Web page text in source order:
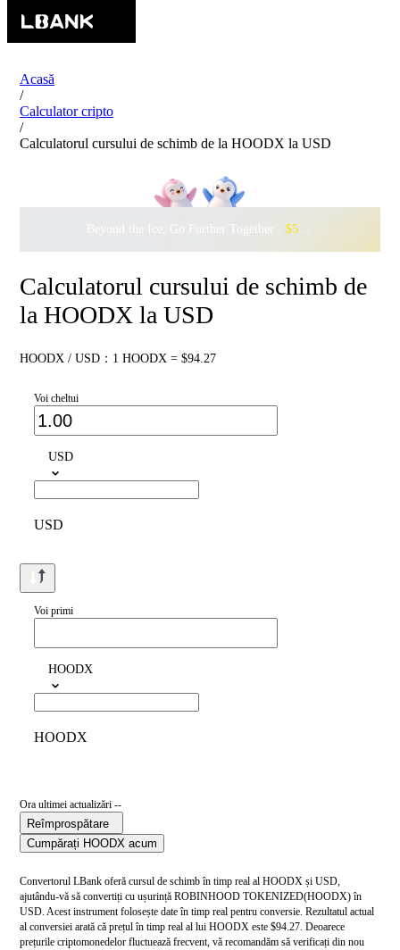
Acasă
/
Calculator cripto
/
Calculatorul cursului de schimb de la HOODX la USD
Beyond the Ice, Go Further Together · $500,000
Calculatorul cursului de schimb de
la HOODX la USD
HOODX / USD：1 HOODX = $94.27
Voi cheltui
USD
USD
Voi primi
HOODX
HOODX
Ora ultimei actualizări --
Reîmprospătare
Cumpărați HOODX acum
Convertorul LBank oferă cursul de schimb în timp real al HOODX și USD,
ajutându-vă să convertiți cu ușurință ROBINHOOD TOKENIZED(HOODX) în
USD. Acest instrument folosește date în timp real pentru conversie. Rezultatul actual
al conversiei arată că prețul în timp real al lui HOODX este $94.27. Deoarece
prețurile criptomonedelor fluctuează frecvent, vă recomandăm să verificați din nou